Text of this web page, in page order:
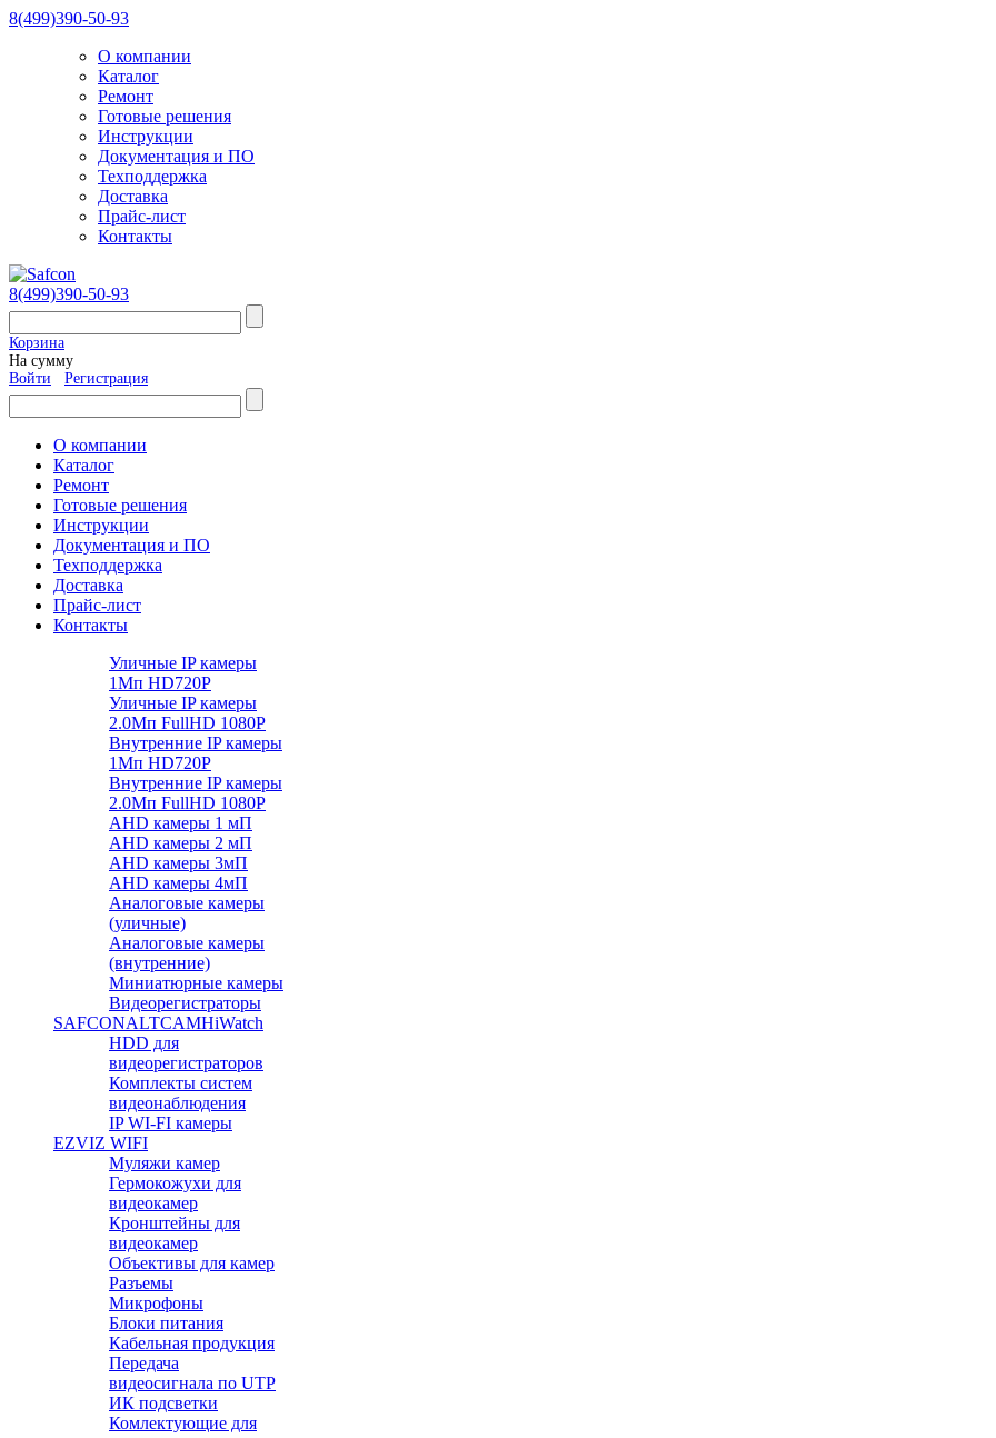
8(499)390-50-93
О компании
Каталог
Ремонт
Готовые решения
Инструкции
Документация и ПО
Техподдержка
Доставка
Прайс-лист
Контакты
8(499)390-50-93
Корзина
На сумму
Войти
Регистрация
О компании
Каталог
Ремонт
Готовые решения
Инструкции
Документация и ПО
Техподдержка
Доставка
Прайс-лист
Контакты
Уличные IP камеры
1Мп HD720P
Уличные IP камеры
2.0Мп FullHD 1080P
Внутренние IP камеры
1Мп HD720P
Внутренние IP камеры
2.0Мп FullHD 1080P
AHD камеры 1 мП
AHD камеры 2 мП
AHD камеры 3мП
AHD камеры 4мП
Аналоговые камеры
(уличные)
Аналоговые камеры
(внутренние)
Миниатюрные камеры
Видеорегистраторы
SAFCONALTCAMHiWatch
HDD для
видеорегистраторов
Комплекты систем
видеонаблюдения
IP WI-FI камеры
EZVIZ WIFI
Муляжи камер
Гермокожухи для
видеокамер
Кронштейны для
видеокамер
Объективы для камер
Разъемы
Микрофоны
Блоки питания
Кабельная продукция
Передача
видеосигнала по UTP
ИК подсветки
Комлектующие для